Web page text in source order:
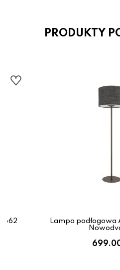
PRODUKTY
Lampa podłogowa